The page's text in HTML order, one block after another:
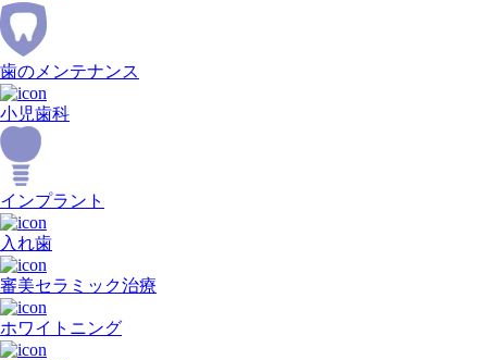
歯の メンテナンス
小児歯科
インプラント
入れ歯
審美セラミック治療
ホワイトニング